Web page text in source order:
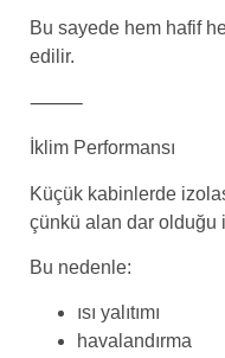
Bu sayede hem hafif
edilir.
⸻
İklim Performansı
Küçük kabinlerde
çünkü alan dar olduğu
Bu nedenle:
ısı yalıtımı
havalandırma